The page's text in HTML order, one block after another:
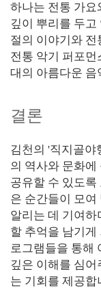
하나는 전통 가요
깊이 뿌리를 두
절의 이야기와
전통 악기 퍼포먼
대의 아름다운 음
결론
김천의 '직지골야
의 역사와 문화
공유할 수 있도
은 순간들이 모여
알리는 데 기여하
할 추억을 남기게
로그램들을 통해
깊은 이해를 심
는 기회를 제공합